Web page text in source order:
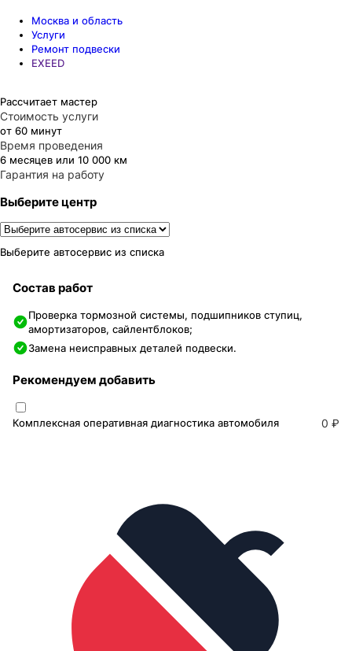
Москва и область
Услуги
Ремонт подвески
EXEED
Рассчитает мастер
Стоимость услуги
от 60 минут
Время проведения
6 месяцев или 10 000 км
Гарантия на работу
Выберите центр
Выберите автосервис из списка
Состав работ
Проверка тормозной системы, подшипников ступиц,
амортизаторов, сайлентблоков;
Замена неисправных деталей подвески.
Рекомендуем добавить
Комплексная оперативная диагностика автомобиля 0 ₽